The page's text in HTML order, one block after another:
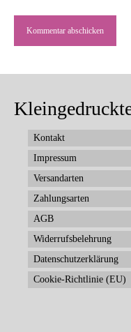
Kontakt
Impressum
Versandarten
Zahlungsarten
AGB
Widerrufsbelehrung
Datenschutzerklärung
Cookie-Richtlinie (EU)